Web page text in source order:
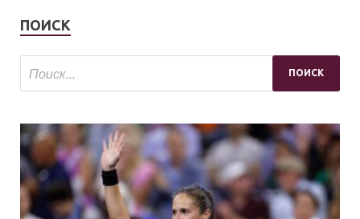
ПОИСК